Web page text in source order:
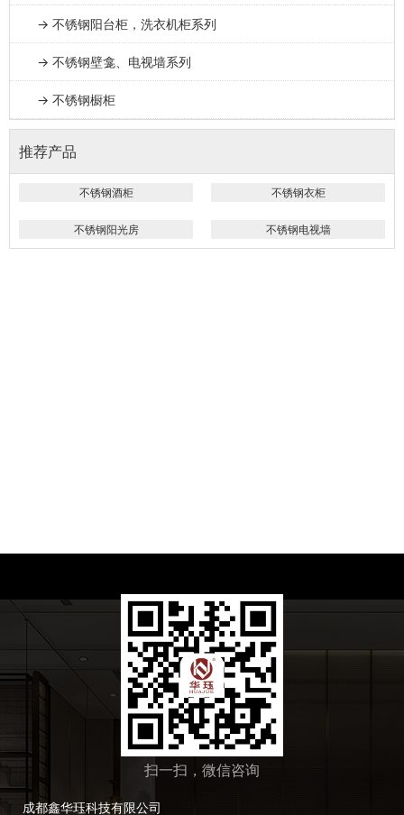
→ 不锈钢阳台柜，洗衣机柜系列
→ 不锈钢壁龛、电视墙系列
→ 不锈钢橱柜
推荐产品
不锈钢酒柜 不锈钢衣柜
不锈钢阳光房 不锈钢电视墙
扫一扫，微信咨询
成都鑫华珏科技有限公司